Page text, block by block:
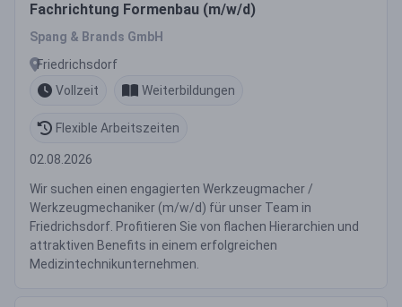
Fachrichtung Formenbau (m/w/d)
Spang & Brands GmbH
Friedrichsdorf
Vollzeit
Weiterbildungen
Flexible Arbeitszeiten
02.08.2026
Wir suchen einen engagierten Werkzeugmacher /
Werkzeugmechaniker (m/w/d) für unser Team in
Friedrichsdorf. Profitieren Sie von flachen Hierarchien und
attraktiven Benefits in einem erfolgreichen
Medizintechnikunternehmen.